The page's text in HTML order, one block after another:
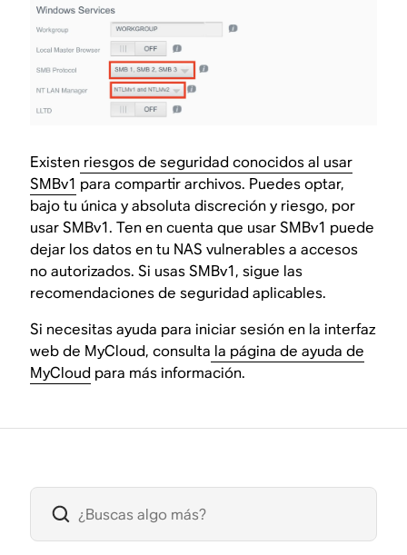
Existen riesgos de seguridad conocidos al usar
SMBv1 para compartir archivos. Puedes optar,
bajo tu única y absoluta discreción y riesgo, por
usar SMBv1. Ten en cuenta que usar SMBv1 puede
dejar los datos en tu NAS vulnerables a accesos
no autorizados. Si usas SMBv1, sigue las
recomendaciones de seguridad aplicables.
Si necesitas ayuda para iniciar sesión en la interfaz
web de MyCloud, consulta la página de ayuda de
MyCloud para más información.